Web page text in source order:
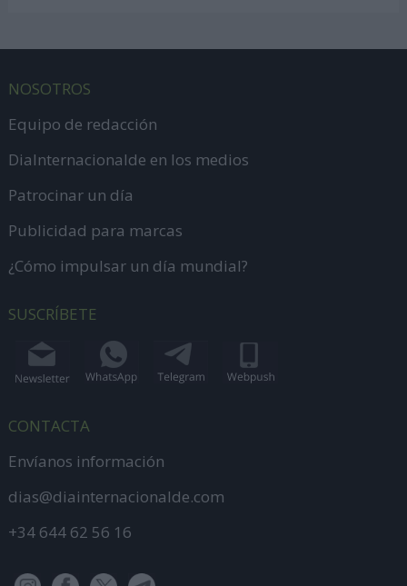
NOSOTROS
Equipo de redacción
DiaInternacionalde en los medios
Patrocinar un día
Publicidad para marcas
¿Cómo impulsar un día mundial?
SUSCRÍBETE
CONTACTA
Envíanos información
dias@diainternacionalde.com
+34 644 62 56 16